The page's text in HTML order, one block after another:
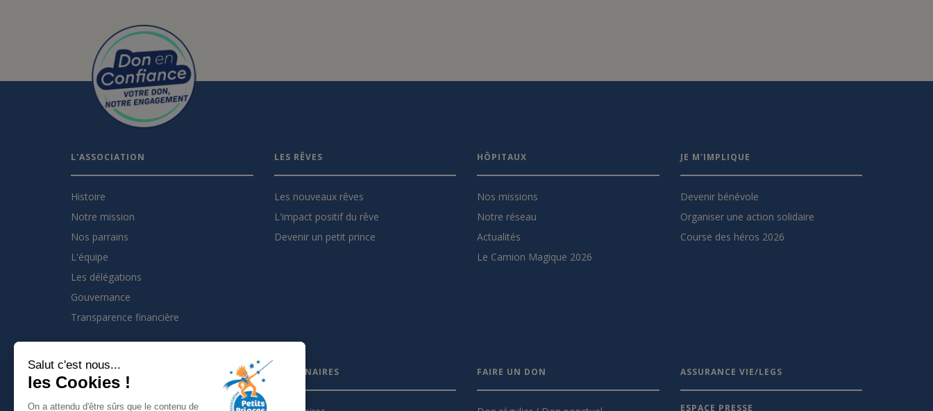
Salut c'est nous...
les Cookies !
On a attendu d'être sûrs que le contenu de
L'ASSOCIATION
Histoire
Notre mission
Nos parrains
L'équipe
Les délégations
Gouvernance
Transparence financière
LES RÊVES
Les nouveaux rêves
L'impact positif du rêve
Devenir un petit prince
HÔPITAUX
Nos missions
Notre réseau
Actualités
Le Camion Magique 2026
JE M'IMPLIQUE
Devenir bénévole
Organiser une action solidaire
Course des héros 2026
INSCRIVEZ VOUS À LA NEWSLETTER PARTENAIRES FAIRE UN DON ASSURANCE VIE/LEGS
ESPACE PRESSE